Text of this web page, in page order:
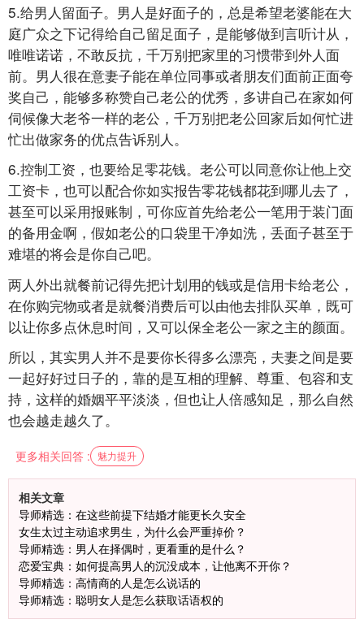
5.给男人留面子。男人是好面子的，总是希望老婆能在大
庭广众之下记得给自己留足面子，是能够做到言听计从，
唯唯诺诺，不敢反抗，千万别把家里的习惯带到外人面
前。男人很在意妻子能在单位同事或者朋友们面前正面夸
奖自己，能够多称赞自己老公的优秀，多讲自己在家如何
伺候像大老爷一样的老公，千万别把老公回家后如何忙进
忙出做家务的优点告诉别人。
6.控制工资，也要给足零花钱。老公可以同意你让他上交
工资卡，也可以配合你如实报告零花钱都花到哪儿去了，
甚至可以采用报账制，可你应首先给老公一笔用于装门面
的备用金啊，假如老公的口袋里干净如洗，丢面子甚至于
难堪的将会是你自己吧。
两人外出就餐前记得先把计划用的钱或是信用卡给老公，
在你购完物或者是就餐消费后可以由他去排队买单，既可
以让你多点休息时间，又可以保全老公一家之主的颜面。
所以，其实男人并不是要你长得多么漂亮，夫妻之间是要
一起好好过日子的，靠的是互相的理解、尊重、包容和支
持，这样的婚姻平平淡淡，但也让人倍感知足，那么自然
也会越走越久了。
更多相关回答 : 魅力提升
相关文章
导师精选：在这些前提下结婚才能更长久安全
女生太过主动追求男生，为什么会严重掉价？
导师精选：男人在择偶时，更看重的是什么？
恋爱宝典：如何提高男人的沉没成本，让他离不开你？
导师精选：高情商的人是怎么说话的
导师精选：聪明女人是怎么获取话语权的